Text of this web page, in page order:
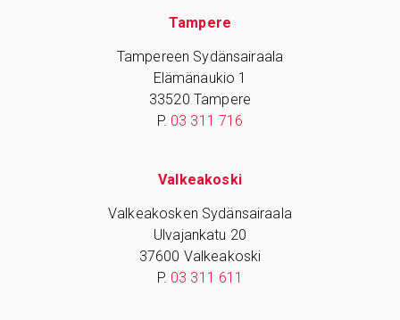
Tampere
Tampereen Sydänsairaala
Elämänaukio 1
33520 Tampere
P. 03 311 716
Valkeakoski
Valkeakosken Sydänsairaala
Ulvajankatu 20
37600 Valkeakoski
P. 03 311 611